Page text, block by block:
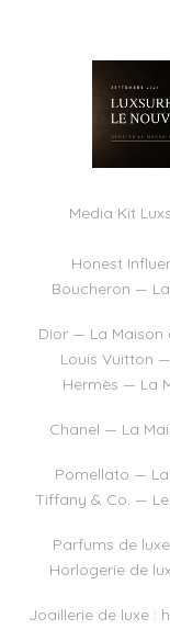
Media Kit
Honest
Boucheron —
Dior — La Maison
Louis Vuitton
Hermès — La
Chanel — La
Pomellato —
Tiffany & Co. —
Parfums de
Horlogerie de
Joaillerie de luxe :